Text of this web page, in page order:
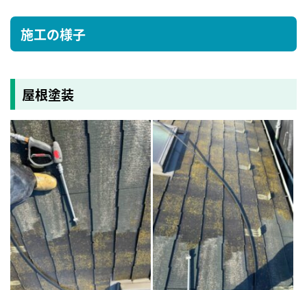
施工の様子
屋根塗装